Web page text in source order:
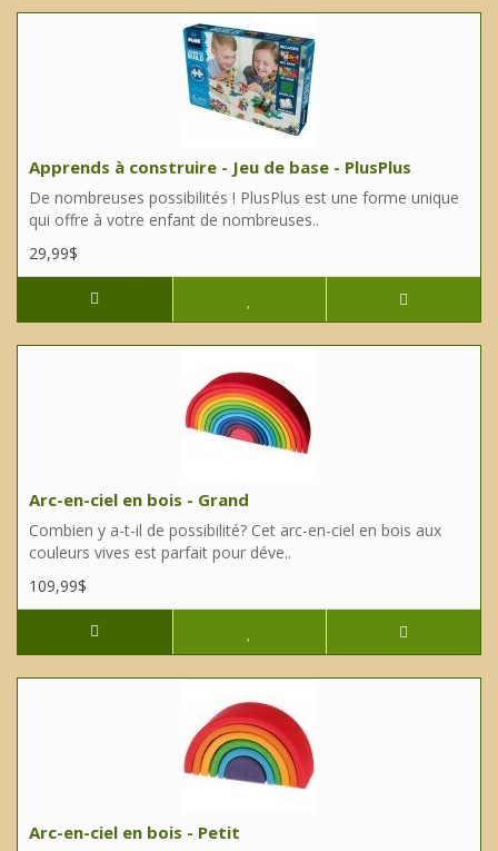
Apprends à construire - Jeu de base - PlusPlus
De nombreuses possibilités ! PlusPlus est une forme unique
qui offre à votre enfant de nombreuses..
29,99$
Arc-en-ciel en bois - Grand
Combien y a-t-il de possibilité? Cet arc-en-ciel en bois aux
couleurs vives est parfait pour déve..
109,99$
Arc-en-ciel en bois - Petit